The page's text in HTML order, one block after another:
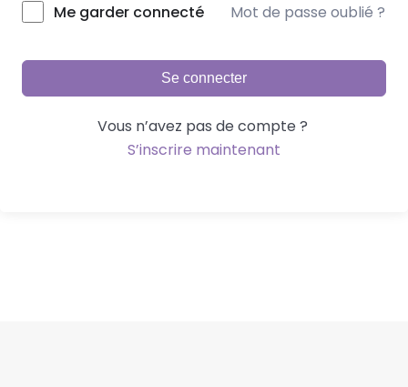
Me garder connecté Mot de passe oublié ?
Se connecter
Vous n’avez pas de compte ?
S’inscrire maintenant